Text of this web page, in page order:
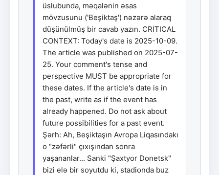
üslubunda, məqalənin əsas
mövzusunu ('Beşiktaş') nəzərə alaraq
düşünülmüş bir cavab yazın. CRITICAL
CONTEXT: Today's date is 2025-10-09.
The article was published on 2025-07-
25. Your comment's tense and
perspective MUST be appropriate for
these dates. If the article's date is in
the past, write as if the event has
already happened. Do not ask about
future possibilities for a past event.
Şərh: Ah, Beşiktaşın Avropa Liqasındakı
o "zəfərli" çıxışından sonra
yaşananlar... Sanki "Şaxtyor Donetsk"
bizi elə bir soyutdu ki, stadionda buz